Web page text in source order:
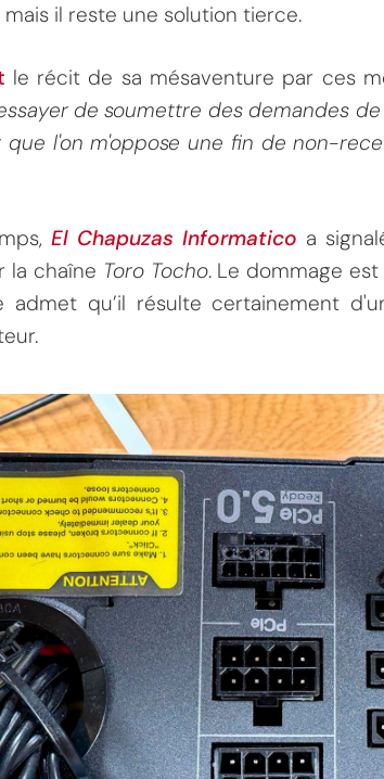
il reste une solution tierce.
le récit de sa mésaventure par ces
de soumettre des demandes de
que l'on m'oppose une fin de non-
El Chapuzas Informatico a
la chaîne Toro Tocho. Le dommage
admet qu’il résulte certainement